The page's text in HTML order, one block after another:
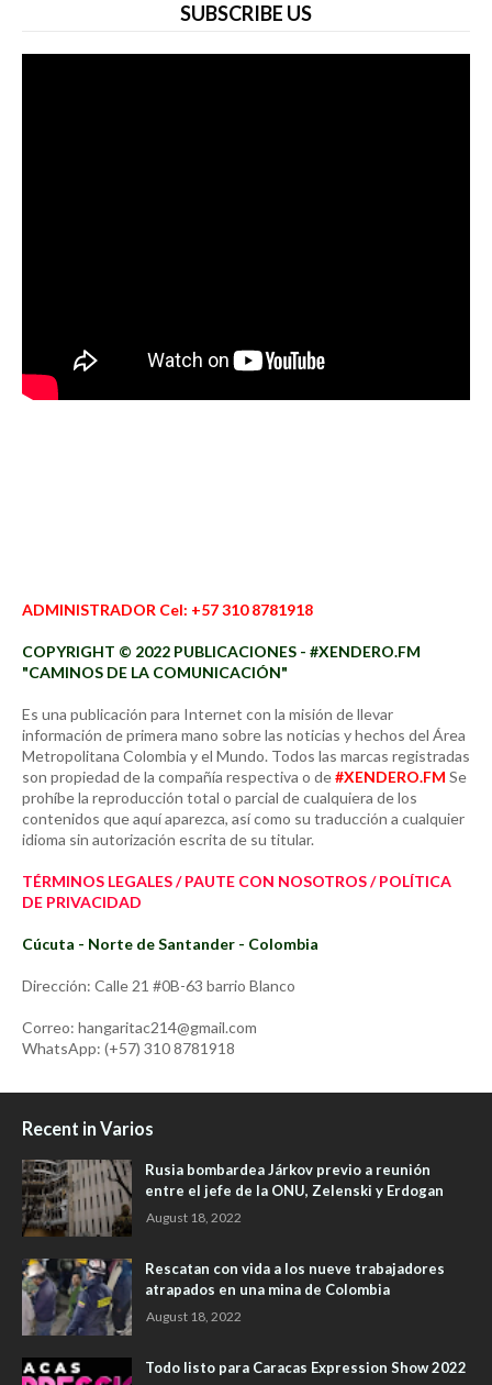
SUBSCRIBE US
ADMINISTRADOR Cel: +57 310 8781918
COPYRIGHT © 2022 PUBLICACIONES - #XENDERO.FM
"CAMINOS DE LA COMUNICACIÓN"
Es una publicación para Internet con la misión de llevar
información de primera mano sobre las noticias y hechos del Área
Metropolitana Colombia y el Mundo. Todos las marcas registradas
son propiedad de la compañía respectiva o de#XENDERO.FM Se
prohíbe la reproducción total o parcial de cualquiera de los
contenidos que aquí aparezca, así como su traducción a cualquier
idioma sin autorización escrita de su titular.
TÉRMINOS LEGALES / PAUTE CON NOSOTROS / POLÍTICA
DE PRIVACIDAD
Cúcuta - Norte de Santander - Colombia
Dirección: Calle 21 #0B-63 barrio Blanco
Correo: hangaritac214@gmail.com
WhatsApp: (+57) 310 8781918
Recent in Varios
Rusia bombardea Járkov previo a reunión
entre el jefe de la ONU, Zelenski y Erdogan
August 18, 2022
Rescatan con vida a los nueve trabajadores
atrapados en una mina de Colombia
August 18, 2022
Todo listo para Caracas Expression Show 2022